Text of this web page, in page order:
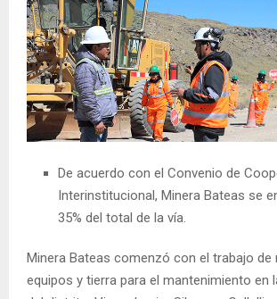
De acuerdo con el Convenio de
Interinstitucional, Minera Bateas se
35% del total de la vía.
Minera Bateas comenzó con el trabajo de
equipos y tierra para el mantenimiento en